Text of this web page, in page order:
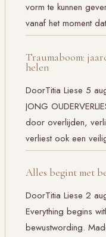
vorm te kunnen
vanaf het moment
Traumaboom:
helen
DoorTitia Liese 5
JONG
door overlijden,
verliest ook een
Alles begint met
DoorTitia Liese 2
Everything begins
bewustwording.